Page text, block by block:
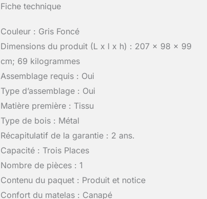
Fiche technique
Couleur : Gris Foncé
Dimensions du produit (L x l x h) : 207 x 98 x 99
cm; 69 kilogrammes
Assemblage requis : Oui
Type d’assemblage : Oui
Matière première : Tissu
Type de bois : Métal
Récapitulatif de la garantie : 2 ans.
Capacité : Trois Places
Nombre de pièces : 1
Contenu du paquet : Produit et notice
Confort du matelas : Canapé